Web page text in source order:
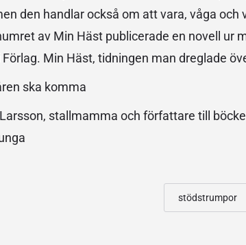
den handlar också om att vara, våga
av Min Häst publicerade en novell ur
Förlag. Min Häst, tidningen man dreglade
ska komma
stallmamma och författare till
stödstrumpor